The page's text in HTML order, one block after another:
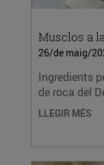
Musclos a
26/de maig/
Ingredients
de roca del
LLEGIR MÉS